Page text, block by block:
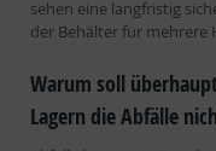
sehen eine langfristig
der Behälter für mehrere
Warum soll
Lagern die Abfälle